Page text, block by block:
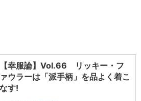
【幸服論】Vol.66 リッキー・フ
ァウラーは「派手柄」を品よく着こ
なす!